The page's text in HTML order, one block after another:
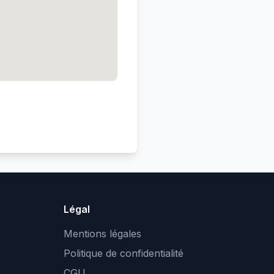
Légal
Mentions légales
Politique de confidentialité